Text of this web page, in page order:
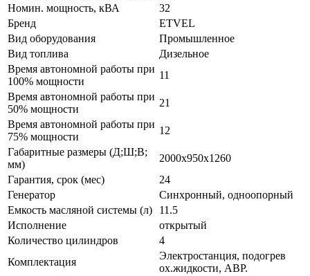
Номин. мощность, кВА
32
Бренд
ETVEL
Вид оборудования
Промышленное
Вид топлива
Дизельное
Время автономной работы при
100% мощности
11
Время автономной работы при
50% мощности
21
Время автономной работы при
75% мощности
12
Габаритные размеры (Д;Ш;В;
мм)
2000x950x1260
Гарантия, срок (мес)
24
Генератор
Синхронный, одноопорный
Емкость масляной системы (л)
11.5
Исполнение
открытый
Количество цилиндров
4
Комплектация
Электростанция, подогрев
ох.жидкости, АВР.